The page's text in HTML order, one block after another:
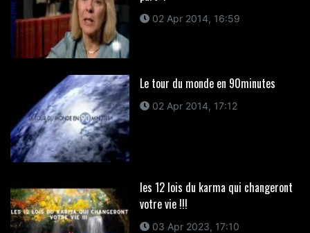
02 Apr 2014, 16:59
Le tour du monde en 90minutes
02 Apr 2014, 17:12
les 12 lois du karma qui changeront
votre vie !!!
03 Apr 2023, 17:10